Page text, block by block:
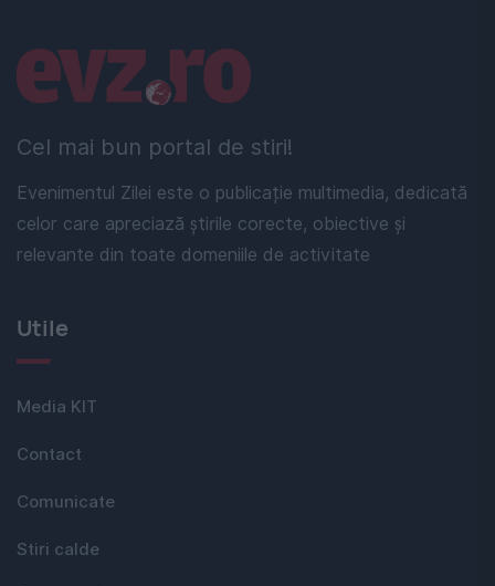
Cel mai bun portal de stiri!
Evenimentul Zilei este o publicație multimedia, dedicată
celor care apreciază știrile corecte, obiective și
relevante din toate domeniile de activitate
Linkuri utile
Utile
Media KIT
Contact
Comunicate
Stiri calde